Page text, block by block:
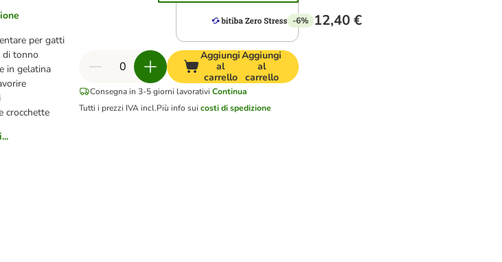
per gatti
di tonno
in gelatina
crocchette
-6% 12,40 €
Aggiungi
al
carrello
Aggiungi
al
carrello
Consegna in 3-5 giorni lavorativi Continua
Tutti i prezzi IVA incl.Più info suicosti di spedizione